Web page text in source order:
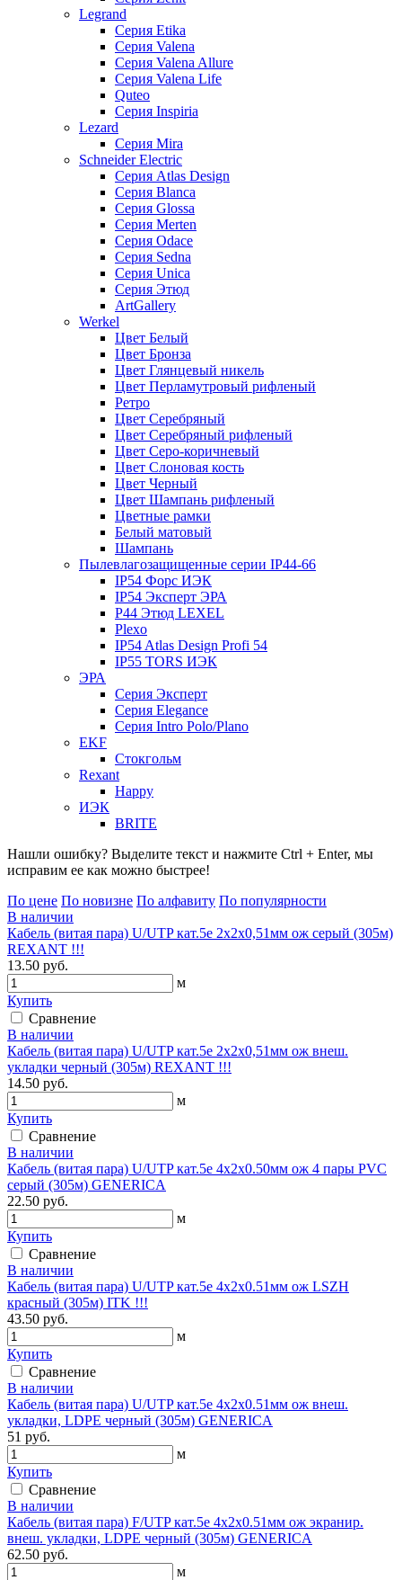
Legrand
Серия Etika
Серия Valena
Серия Valena Allure
Серия Valena Life
Quteo
Серия Inspiria
Lezard
Серия Mira
Schneider Electric
Серия Atlas Design
Серия Blanca
Серия Glossa
Серия Merten
Серия Odace
Серия Sedna
Серия Unica
Серия Этюд
ArtGallery
Werkel
Цвет Белый
Цвет Бронза
Цвет Глянцевый никель
Цвет Перламутровый рифленый
Ретро
Цвет Серебряный
Цвет Серебряный рифленый
Цвет Серо-коричневый
Цвет Слоновая кость
Цвет Черный
Цвет Шампань рифленый
Цветные рамки
Белый матовый
Шампань
Пылевлагозащищенные серии IP44-66
IP54 Форс ИЭК
IP54 Эксперт ЭРА
P44 Этюд LEXEL
Plexo
IP54 Atlas Design Profi 54
IP55 TORS ИЭК
ЭРА
Серия Эксперт
Серия Elegance
Серия Intro Polo/Plano
EKF
Стокгольм
Rexant
Happy
ИЭК
BRITE
Нашли ошибку? Выделите текст и нажмите Ctrl + Enter, мы
исправим ее как можно быстрее!
По цене По новизне По алфавиту По популярности
В наличии
Кабель (витая пара) U/UTP кат.5е 2х2х0,51мм ож серый (305м)
REXANT !!!
13.50 руб.
м
Купить
Сравнение
В наличии
Кабель (витая пара) U/UTP кат.5е 2х2х0,51мм ож внеш.
укладки черный (305м) REXANT !!!
14.50 руб.
м
Купить
Сравнение
В наличии
Кабель (витая пара) U/UTP кат.5е 4х2х0.50мм ож 4 пары PVC
серый (305м) GENERICA
22.50 руб.
м
Купить
Сравнение
В наличии
Кабель (витая пара) U/UTP кат.5е 4х2х0.51мм ож LSZH
красный (305м) ITK !!!
43.50 руб.
м
Купить
Сравнение
В наличии
Кабель (витая пара) U/UTP кат.5е 4х2х0.51мм ож внеш.
укладки, LDPE черный (305м) GENERICA
51 руб.
м
Купить
Сравнение
В наличии
Кабель (витая пара) F/UTP кат.5е 4х2х0.51мм ож экранир.
внеш. укладки, LDPE черный (305м) GENERICA
62.50 руб.
м